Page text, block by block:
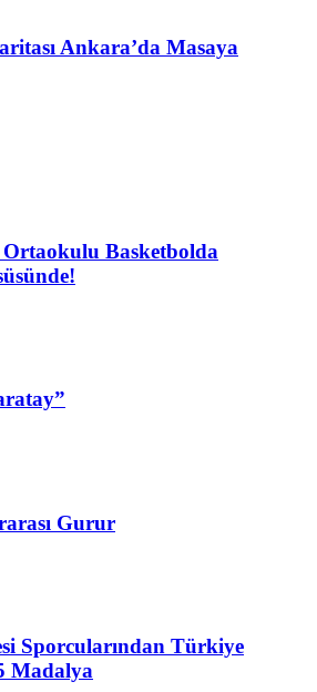
Ankara’da Masaya
Basketbolda
Gurur
Sporcularından Türkiye
Madalya